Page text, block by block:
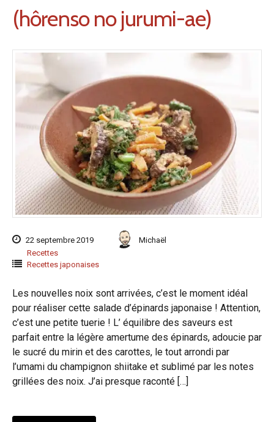
(hôrenso no jurumi-ae)
22 septembre 2019
Michaël
Recettes
Recettes japonaises
Les nouvelles noix sont arrivées, c’est le moment idéal
pour réaliser cette salade d’épinards japonaise ! Attention,
c’est une petite tuerie ! L’ équilibre des saveurs est
parfait entre la légère amertume des épinards, adoucie par
le sucré du mirin et des carottes, le tout arrondi par
l’umami du champignon shiitake et sublimé par les notes
grillées des noix. J’ai presque raconté […]